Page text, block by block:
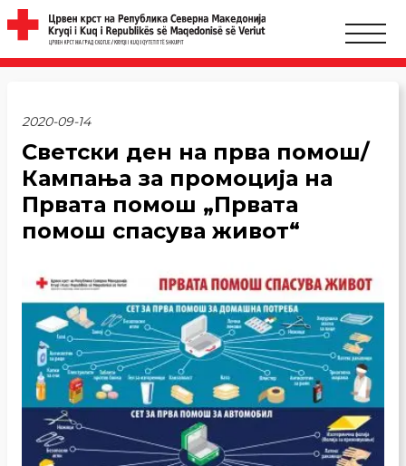
2020-09-14
Светски ден на прва помош/
Кампања за промоција на
Првата помош „Првата
помош спасува живот“